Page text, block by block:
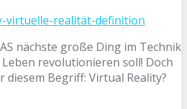
nächste große Ding im Technik
revolutionieren soll! Doch
Begriff: Virtual Reality?